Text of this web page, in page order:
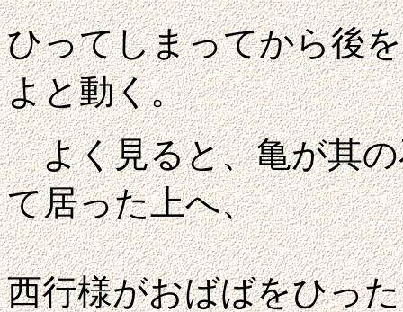
ひってしまってから後
よと動く。
よく見ると、亀が其の
て居った上へ、
西行様がおばばをひっ